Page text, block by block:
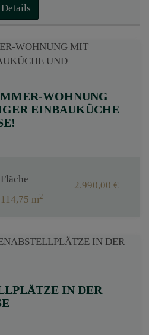
Details
WOHNUNG
EINBAUKÜCHE
Fläche
m2
2.990,00 €
IN DER